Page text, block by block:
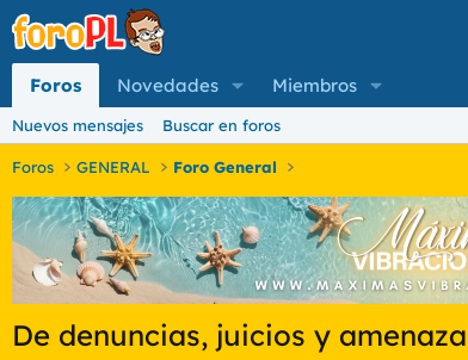
Foros Novedades Miembros
Nuevos mensajes Buscar en foros
Foros GENERAL Foro General
De denuncias, juicios y